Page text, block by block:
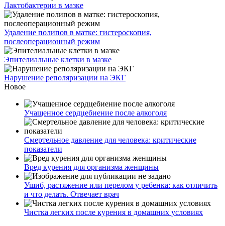
Лактобактерии в мазке
Удаление полипов в матке: гистероскопия,
послеоперационный режим
Эпителиальные клетки в мазке
Нарушение реполяризации на ЭКГ
Новое
Учащенное сердцебиение после алкоголя
Смертельное давление для человека: критические
показатели
Вред курения для организма женщины
Ушиб, растяжение или перелом у ребенка: как отличить
и что делать. Отвечает врач
Чистка легких после курения в домашних условиях